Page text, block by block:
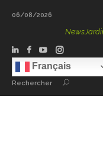
06/08/2026
NewsJardinTV
Français
Rechercher